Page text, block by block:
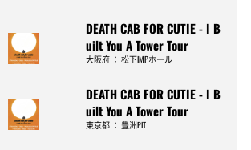
DEATH CAB FOR CUTIE - I B
uilt You A Tower Tour
大阪府 ：松下IMPホール
DEATH CAB FOR CUTIE - I B
uilt You A Tower Tour
東京都 ：豊洲PIT